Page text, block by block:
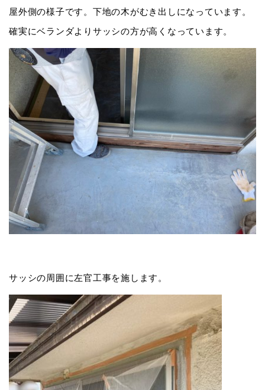
屋外側の様子です。下地の木がむき出しになっています。
確実にベランダよりサッシの方が高くなっています。
サッシの周囲に左官工事を施します。